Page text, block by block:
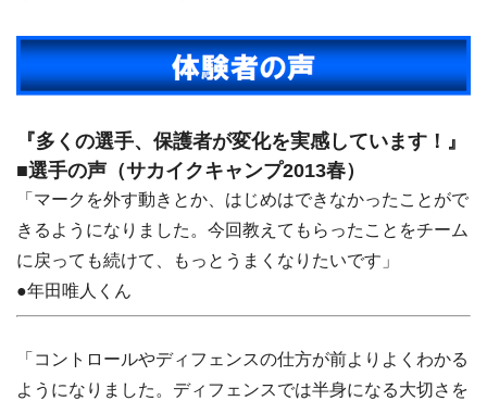
『多くの選手、保護者が変化を実感しています！』
■選手の声（サカイクキャンプ2013春）
「マークを外す動きとか、はじめはできなかったことがで
きるようになりました。今回教えてもらったことをチーム
に戻っても続けて、もっとうまくなりたいです」
●年田唯人くん
「コントロールやディフェンスの仕方が前よりよくわかる
ようになりました。ディフェンスでは半身になる大切さを